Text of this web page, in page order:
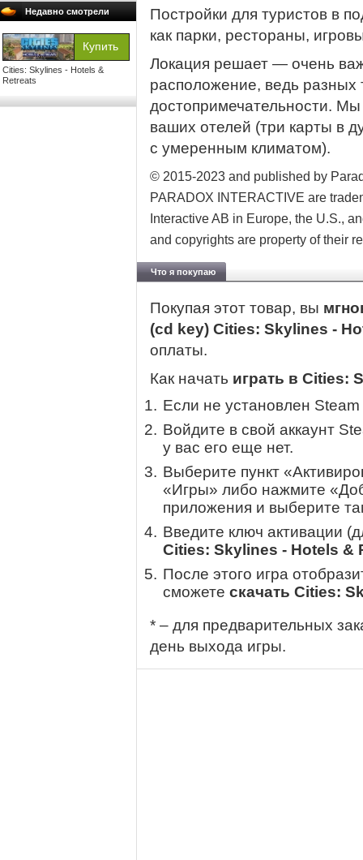
Недавно смотрели
Cities: Skylines - Hotels &
Retreats
Постройки для туристов в
как парки, рестораны,
Локация решает — очень
расположение, ведь разных
достопримечательности.
ваших отелей (три карты в
с умеренным климатом).
© 2015-2023 and published by
PARADOX INTERACTIVE are
Interactive AB in Europe, the U.S.,
and copyrights are property of their
Что я покупаю
Покупая этот товар, вы
(cd key) Cities: Skylines -
оплаты.
Как начать играть в Cities:
Если не установлен
Войдите в свой аккаунт
у вас его еще нет.
Выберите пункт
«Игры» либо нажмите
приложения и выберите
Введите ключ активации
Cities: Skylines - Hotels &
После этого игра
сможете скачать Cities:
* – для предварительных
день выхода игры.